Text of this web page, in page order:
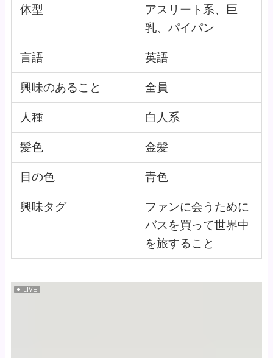
体型
アスリート系、巨
乳、パイパン
言語 英語
興味のあること 全員
人種 白人系
髪色 金髪
目の色 青色
興味タグ
ファンに会うために
バスを買って世界中
を旅すること